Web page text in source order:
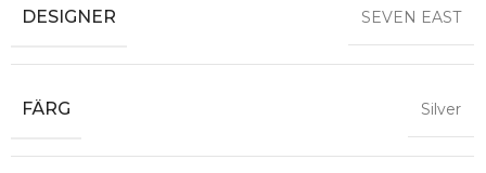
DESIGNER SEVEN EAST
FÄRG Silver